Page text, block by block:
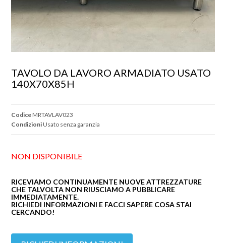
TAVOLO DA LAVORO ARMADIATO USATO
140X70X85H
CodiceMRTAVLAV023
CondizioniUsato senza garanzia
NON DISPONIBILE
RICEVIAMO CONTINUAMENTE NUOVE ATTREZZATURE
CHE TALVOLTA NON RIUSCIAMO A PUBBLICARE
IMMEDIATAMENTE.
RICHIEDI INFORMAZIONI E FACCI SAPERE COSA STAI
CERCANDO!